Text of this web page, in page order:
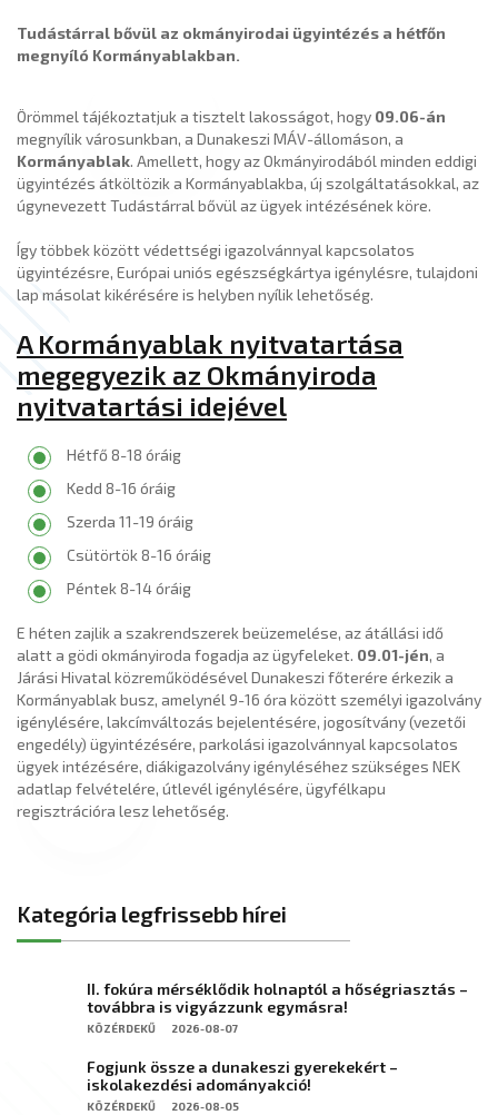
Tudástárral bővül az okmányirodai ügyintézés a hétfőn
megnyíló Kormányablakban.
Örömmel tájékoztatjuk a tisztelt lakosságot, hogy 09.06-án
megnyílik városunkban, a Dunakeszi MÁV-állomáson, a
Kormányablak. Amellett, hogy az Okmányirodából minden eddigi
ügyintézés átköltözik a Kormányablakba, új szolgáltatásokkal, az
úgynevezett Tudástárral bővül az ügyek intézésének köre.
Így többek között védettségi igazolvánnyal kapcsolatos
ügyintézésre, Európai uniós egészségkártya igénylésre, tulajdoni
lap másolat kikérésére is helyben nyílik lehetőség.
A Kormányablak nyitvatartása
megegyezik az Okmányiroda
nyitvatartási idejével
Hétfő 8-18 óráig
Kedd 8-16 óráig
Szerda 11-19 óráig
Csütörtök 8-16 óráig
Péntek 8-14 óráig
E héten zajlik a szakrendszerek beüzemelése, az átállási idő
alatt a gödi okmányiroda fogadja az ügyfeleket. 09.01-jén, a
Járási Hivatal közreműködésével Dunakeszi főterére érkezik a
Kormányablak busz, amelynél 9-16 óra között személyi igazolvány
igénylésére, lakcímváltozás bejelentésére, jogosítvány (vezetői
engedély) ügyintézésére, parkolási igazolvánnyal kapcsolatos
ügyek intézésére, diákigazolvány igényléséhez szükséges NEK
adatlap felvételére, útlevél igénylésére, ügyfélkapu
regisztrációra lesz lehetőség.
Kategória legfrissebb hírei
II. fokúra mérséklődik holnaptól a hőségriasztás –
továbbra is vigyázzunk egymásra!
KÖZÉRDEKŰ 2026-08-07
Fogjunk össze a dunakeszi gyerekekért –
iskolakezdési adományakció!
KÖZÉRDEKŰ 2026-08-05